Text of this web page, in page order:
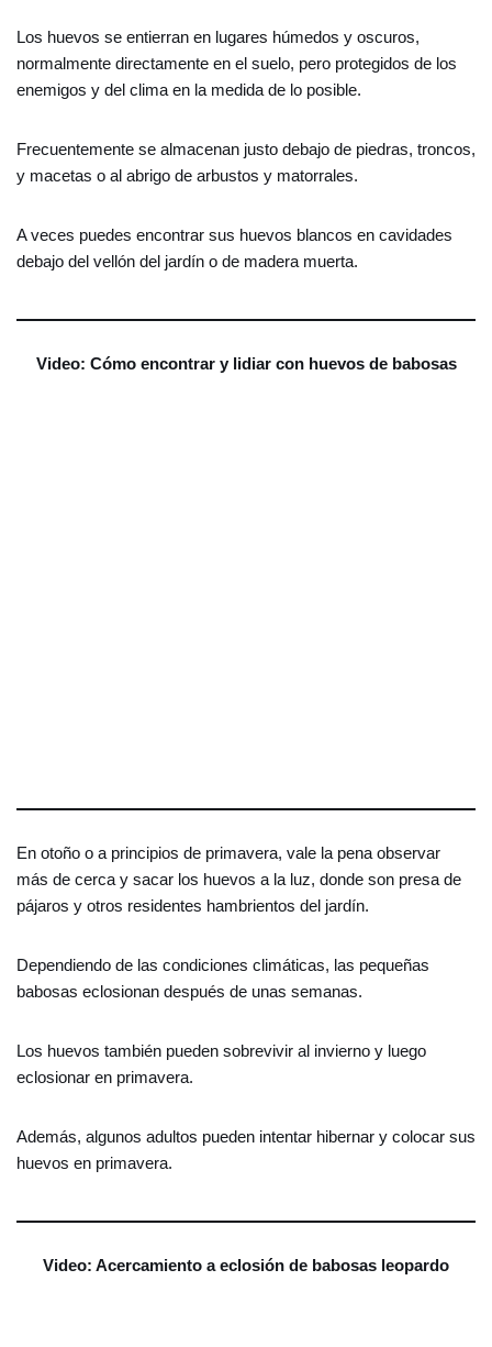
Los huevos se entierran en lugares húmedos y oscuros,
normalmente directamente en el suelo, pero protegidos de los
enemigos y del clima en la medida de lo posible.
Frecuentemente se almacenan justo debajo de piedras, troncos,
y macetas o al abrigo de arbustos y matorrales.
A veces puedes encontrar sus huevos blancos en cavidades
debajo del vellón del jardín o de madera muerta.
Video: Cómo encontrar y lidiar con huevos de babosas
En otoño o a principios de primavera, vale la pena observar
más de cerca y sacar los huevos a la luz, donde son presa de
pájaros y otros residentes hambrientos del jardín.
Dependiendo de las condiciones climáticas, las pequeñas
babosas eclosionan después de unas semanas.
Los huevos también pueden sobrevivir al invierno y luego
eclosionar en primavera.
Además, algunos adultos pueden intentar hibernar y colocar sus
huevos en primavera.
Video: Acercamiento a eclosión de babosas leopardo